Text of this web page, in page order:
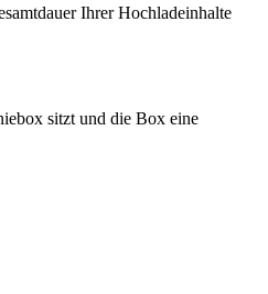
Ihrer Hochladeinhalte
sitzt und die Box eine